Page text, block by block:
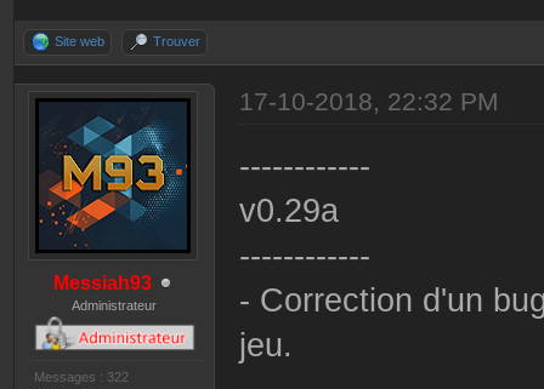
Site web Trouver
Messiah93
Administrateur
Messages : 322
17-10-2018, 22:32 PM
------------
v0.29a
------------
- Correction d'un
jeu.